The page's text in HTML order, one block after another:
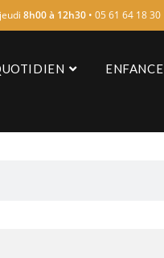
8h00 à 12h30 • 05 61 64 18 30